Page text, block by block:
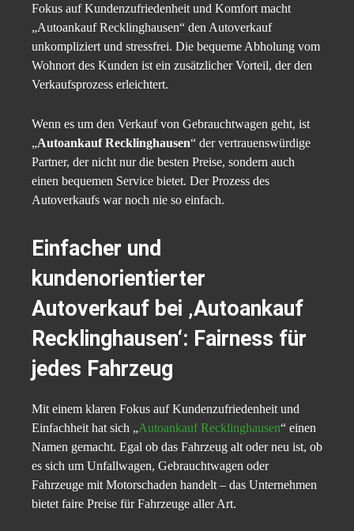
Fokus auf Kundenzufriedenheit und Komfort macht
„Autoankauf Recklinghausen“ den Autoverkauf
unkompliziert und stressfrei. Die bequeme Abholung vom
Wohnort des Kunden ist ein zusätzlicher Vorteil, der den
Verkaufsprozess erleichtert.
Wenn es um den Verkauf von Gebrauchtwagen geht, ist
„Autoankauf Recklinghausen“ der vertrauenswürdige
Partner, der nicht nur die besten Preise, sondern auch
einen bequemen Service bietet. Der Prozess des
Autoverkaufs war noch nie so einfach.
Einfacher und
kundenorientierter
Autoverkauf bei ‚Autoankauf
Recklinghausen‘: Fairness für
jedes Fahrzeug
Mit einem klaren Fokus auf Kundenzufriedenheit und
Einfachheit hat sich „Autoankauf Recklinghausen“ einen
Namen gemacht. Egal ob das Fahrzeug alt oder neu ist, ob
es sich um Unfallwagen, Gebrauchtwagen oder
Fahrzeuge mit Motorschaden handelt – das Unternehmen
bietet faire Preise für Fahrzeuge aller Art.